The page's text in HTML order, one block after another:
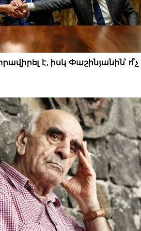
է, իսկ Փաշինյանին՝ ո՞չ